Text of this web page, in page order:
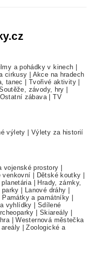
a pohádky v kinech |
cirkusy | Akce na hradech
tanec | Tvořivé aktivity |
závody, hry |
Ostatní zábava |TV
výlety | Výlety za historií
vojenské prostory |
venkovní | Dětské koutky |
| Hrady, zámky,
parky | Lanové dráhy |
Památky a památníky |
vyhlídky | Sdílené
| Skiareály |
|Westernová městečka
|Zoologické a